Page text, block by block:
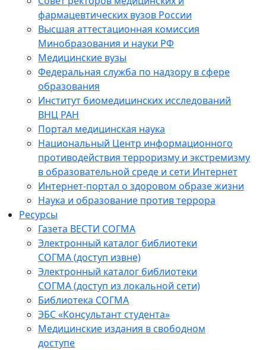
фармацевтических вузов России
Высшая аттестационная комиссия
Минобразования и науки РФ
Медицинские вузы
Федеральная служба по надзору в сфере
образования
Институт биомедицинских исследований
ВНЦ РАН
Портал медицинская наука
Национальный Центр информационного
противодействия терроризму и экстремизму
в образовательной среде и сети Интернет
Интернет-портал о здоровом образе жизни
Наука и образование против террора
Ресурсы
Газета ВЕСТИ СОГМА
Электронный каталог библиотеки
СОГМА (доступ извне)
Электронный каталог библиотеки
СОГМА (доступ из локальной сети)
Библиотека СОГМА
ЭБС «Консультант студента»
Медицинские издания в свободном
доступе